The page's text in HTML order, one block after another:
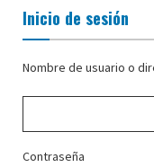
Inicio de sesión
Nombre de usuario o
Contraseña